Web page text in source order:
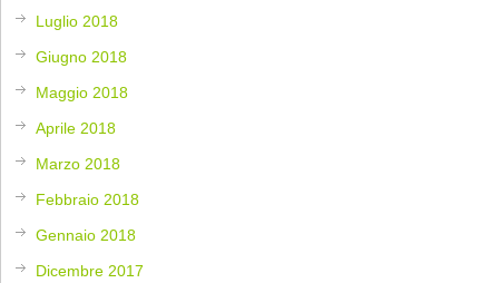
Luglio 2018
Giugno 2018
Maggio 2018
Aprile 2018
Marzo 2018
Febbraio 2018
Gennaio 2018
Dicembre 2017